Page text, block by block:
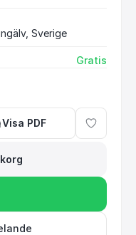
Sverige
Gratis
Visa PDF